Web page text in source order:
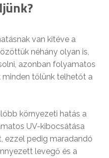
van kitéve a
néhány olyan is,
azonban folyamatos
tőlünk telhetőt a
környezeti hatás a
UV-kibocsátása
ezzel pedig maradandó
levegő és a